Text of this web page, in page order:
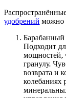
удобрений можно
Барабанный
Подходит
мощностей,
гранулу.
возврата и
колебаниях